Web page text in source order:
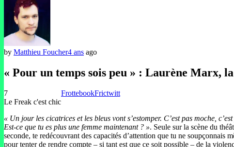
by Matthieu Foucher4 ans ago
« Pour un temps sois peu » : Laurène Marx,
7
Le Freak c'est chic
FrottebookFrictwitt
« Un jour les cicatrices et les bleus vont s’estomper. C’est pas moche,
Est-ce que tu es plus une femme maintenant ? ». Seule sur la scène du
seconde, te redécouvrant des capacités d’attention que tu ne soupçonnais
pour tenter de rendre compte – si tant est que ce soit possible – de la